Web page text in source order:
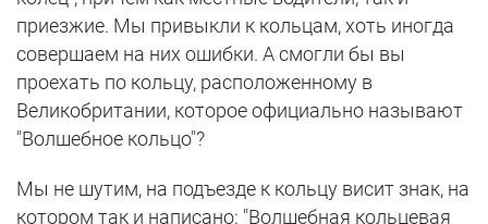
приезжие. Мы привыкли к кольцам, хоть иногда
совершаем на них ошибки. А смогли бы вы
проехать по кольцу, расположенному в
Великобритании, которое официально называют
"Волшебное кольцо"?
Мы не шутим, на подъезде к кольцу висит знак, на
котором так и написано: "Волшебная кольцевая